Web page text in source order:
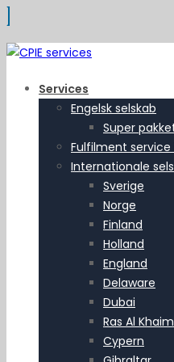
Services
Engelsk selskab
Super
Fulfilment service
Internationale
Sverige
Norge
Finland
Holland
England
Delaware
Dubai
Ras Al
Cypern